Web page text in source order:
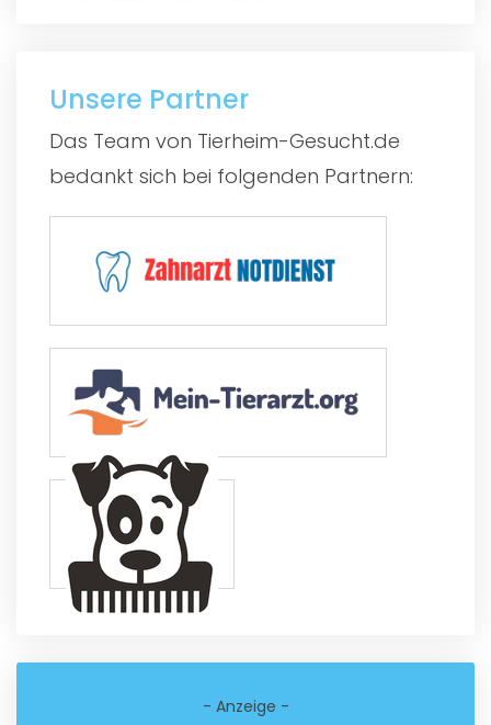
Unsere Partner
Das Team von Tierheim-Gesucht.de
bedankt sich bei folgenden Partnern:
- Anzeige -